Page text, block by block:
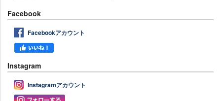
Facebook
Facebookアカウント
Instagram
Instagramアカウント